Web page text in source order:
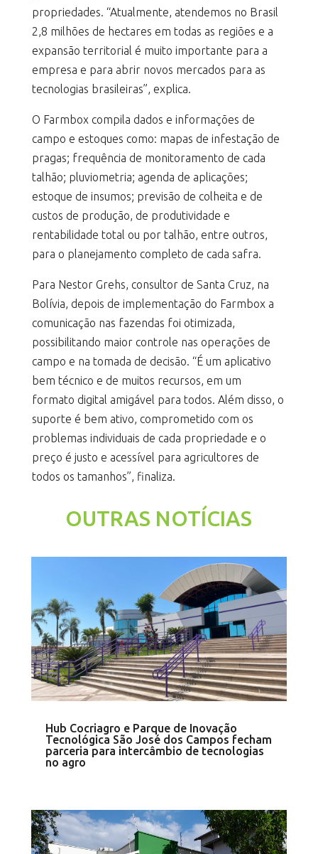
propriedades. “Atualmente, atendemos no Brasil
2,8 milhões de hectares em todas as regiões e a
expansão territorial é muito importante para a
empresa e para abrir novos mercados para as
tecnologias brasileiras”, explica.
O Farmbox compila dados e informações de
campo e estoques como: mapas de infestação de
pragas; frequência de monitoramento de cada
talhão; pluviometria; agenda de aplicações;
estoque de insumos; previsão de colheita e de
custos de produção, de produtividade e
rentabilidade total ou por talhão, entre outros,
para o planejamento completo de cada safra.
Para Nestor Grehs, consultor de Santa Cruz, na
Bolívia, depois de implementação do Farmbox a
comunicação nas fazendas foi otimizada,
possibilitando maior controle nas operações de
campo e na tomada de decisão. “É um aplicativo
bem técnico e de muitos recursos, em um
formato digital amigável para todos. Além disso, o
suporte é bem ativo, comprometido com os
problemas individuais de cada propriedade e o
preço é justo e acessível para agricultores de
todos os tamanhos”, finaliza.
OUTRAS NOTÍCIAS
Hub Cocriagro e Parque de Inovação
Tecnológica São José dos Campos fecham
parceria para intercâmbio de tecnologias
no agro